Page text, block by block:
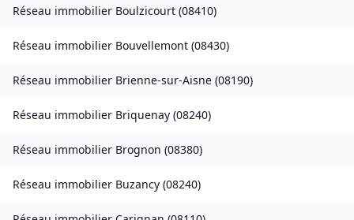
Réseau immobilier Boulzicourt (08410)
Réseau immobilier Bouvellemont (08430)
Réseau immobilier Brienne-sur-Aisne (08190)
Réseau immobilier Briquenay (08240)
Réseau immobilier Brognon (08380)
Réseau immobilier Buzancy (08240)